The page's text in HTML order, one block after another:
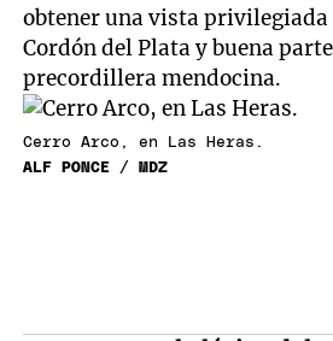
obtener una vista
Cordón del Plata y buena
precordillera mendocina.
Cerro Arco, en Las Heras.
ALF PONCE / MDZ